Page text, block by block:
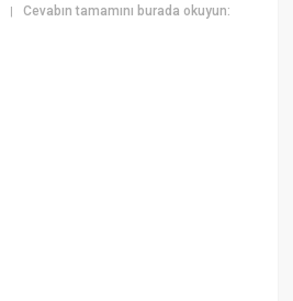
|Cevabın tamamını burada okuyun: